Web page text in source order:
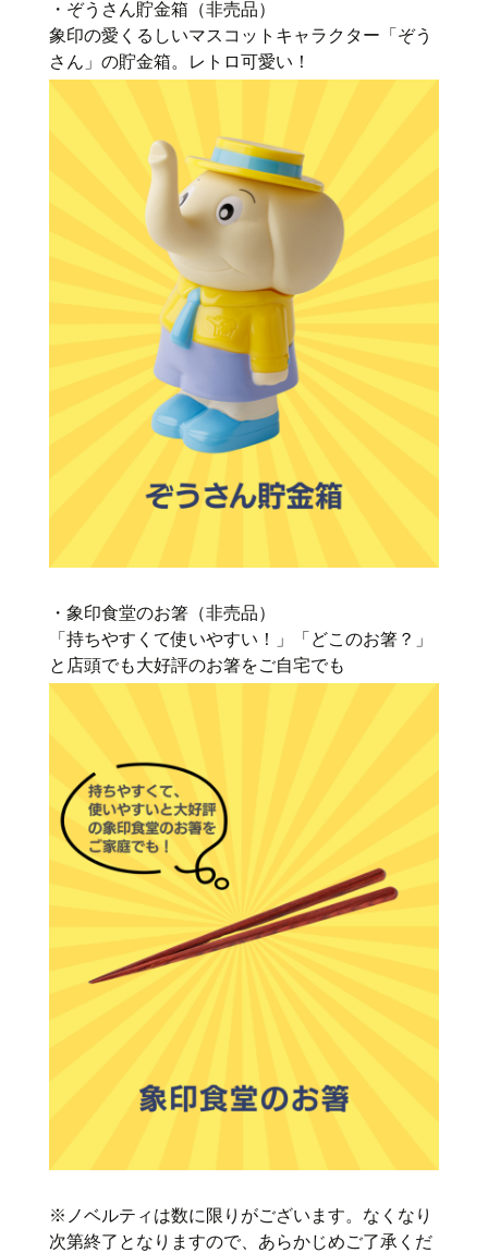
・ぞうさん貯金箱（非売品）
象印の愛くるしいマスコットキャラクター「ぞう
さん」の貯金箱。レトロ可愛い！
・象印食堂のお箸（非売品）
「持ちやすくて使いやすい！」「どこのお箸？」
と店頭でも大好評のお箸をご自宅でも
※ノベルティは数に限りがございます。なくなり
次第終了となりますので、あらかじめご了承くだ